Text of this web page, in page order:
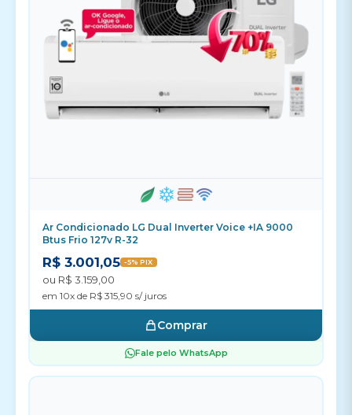
Ar Condicionado LG Dual Inverter Voice +IA 9000
Btus Frio 127v R-32
R$ 3.001,05 -5% PIX
ou R$ 3.159,00
em 10x de R$ 315,90 s/ juros
Comprar
Fale pelo WhatsApp